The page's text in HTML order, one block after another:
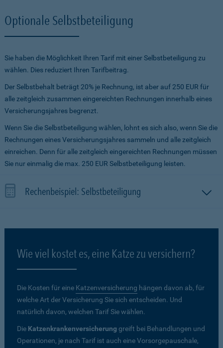
Optionale Selbstbeteiligung
Sie haben die Möglichkeit Ihren Tarif mit einer Selbstbeteiligung zu
wählen. Dies reduziert Ihren Tarifbeitrag.
Der Selbstbehalt beträgt 20% je Rechnung, ist aber auf 250 EUR für
alle zeitgleich zusammen eingereichten Rechnungen innerhalb eines
Versicherungsjahres begrenzt.
Wenn Sie die Selbstbeteiligung wählen, lohnt es sich also, wenn Sie die
Rechnungen eines Versicherungsjahres sammeln und alle zeitgleich
einreichen. Denn für alle zeitgleich eingereichten Rechnungen müssen
Sie nur einmalig die max. 250 EUR Selbstbeteiligung leisten.
Rechenbeispiel: Selbstbeteiligung
Wie viel kostet es, eine Katze zu versichern?
Die Kosten für eine Katzenversicherung hängen davon ab, für
welche Art der Versicherung Sie sich entscheiden. Und
natürlich davon, welchen Tarif Sie wählen.
Die Katzenkrankenversicherung greift bei Behandlungen und
Operationen, je nach Tarif ist auch eine Vorsorgepauschale,